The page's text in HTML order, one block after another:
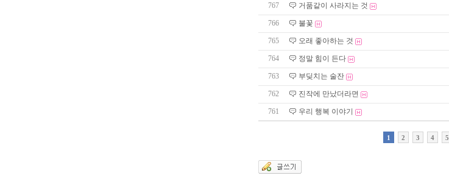
767 거품같이 사라지는 것
766 불꽃
765 오래 좋아하는 것
764 정말 힘이 든다
763 부딪치는 술잔
762 진작에 만났더라면
761 우리 행복 이야기
1 2 3 4 5